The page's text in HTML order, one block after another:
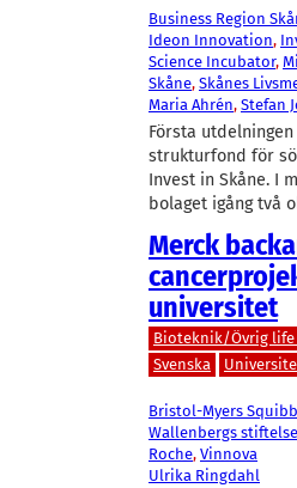
Business Region
Ideon Innovation,
Science Incubator,
Skåne, Skånes
Maria Ahrén, Stefan
Första
strukturfond för
Invest in Skåne. I
bolaget igång två
Merck
universitet
Bioteknik/Övrig life
Svenska
Bristol-Myers Squibb
Wallenbergs stiftelse
Roche, Vinnova
Ulrika Ringdahl